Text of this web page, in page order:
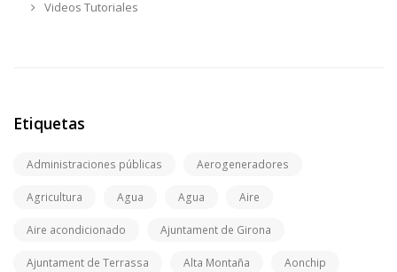
Videos Tutoriales
Etiquetas
Administraciones públicas Aerogeneradores
Agricultura Agua Agua Aire
Aire acondicionado Ajuntament de Girona
Ajuntament de Terrassa Alta Montaña Aonchip